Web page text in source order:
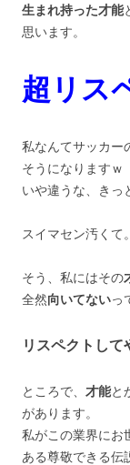
生まれ持った才能
思います。
超リス
私なんてサッカー
そうになりますｗ
いや違うな、きっ
スイマセン汚くて
そう、私にはその
全然向いてないっ
リスペクトして
ところで、 才能と
があります。
私がこの業界にお
ある尊敬できる伝